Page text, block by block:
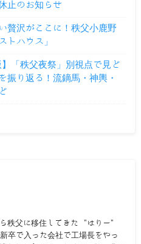
止のお知らせ
贅沢がここに！秩父小鹿野
トハウス」
】「秩父夜祭」別視点で見ど
振り返る！流鏑馬・神輿・
秩父に移住してきた "はりー"
卒で入った会社で工場長をやっ